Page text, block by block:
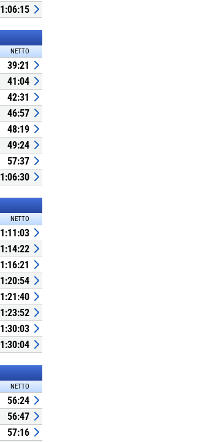
1:06:15
NETTO
39:21
41:04
42:31
46:57
48:19
49:24
57:37
1:06:30
NETTO
1:11:03
1:14:22
1:16:21
1:20:54
1:21:40
1:23:52
1:30:03
1:30:04
NETTO
56:24
56:47
57:16